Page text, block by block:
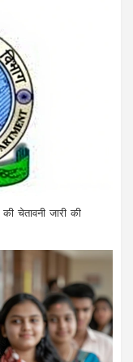
की चेतावनी जारी की